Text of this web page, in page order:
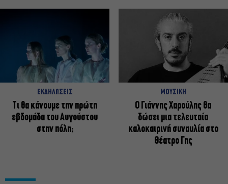
ΕΚΔΗΛΩΣΕΙΣ
Τι θα κάνουμε την πρώτη
εβδομάδα του Αυγούστου
στην πόλη;
ΜΟΥΣΙΚΗ
Ο Γιάννης Χαρούλης θα
δώσει μια τελευταία
καλοκαιρινή συναυλία στο
Θέατρο Γης